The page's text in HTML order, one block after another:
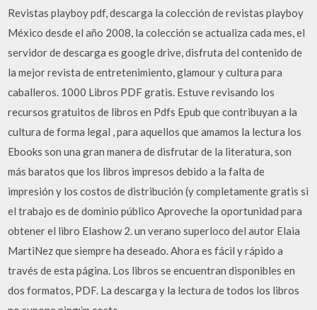
Revistas playboy pdf, descarga la colección de revistas playboy
México desde el año 2008, la colección se actualiza cada mes, el
servidor de descarga es google drive, disfruta del contenido de
la mejor revista de entretenimiento, glamour y cultura para
caballeros. 1000 Libros PDF gratis. Estuve revisando los
recursos gratuitos de libros en Pdfs Epub que contribuyan a la
cultura de forma legal , para aquellos que amamos la lectura los
Ebooks son una gran manera de disfrutar de la literatura, son
más baratos que los libros impresos debido a la falta de
impresión y los costos de distribución (y completamente gratis si
el trabajo es de dominio público Aproveche la oportunidad para
obtener el libro Elashow 2. un verano superloco del autor Elaia
MartiNez que siempre ha deseado. Ahora es fácil y rápido a
través de esta página. Los libros se encuentran disponibles en
dos formatos, PDF. La descarga y la lectura de todos los libros